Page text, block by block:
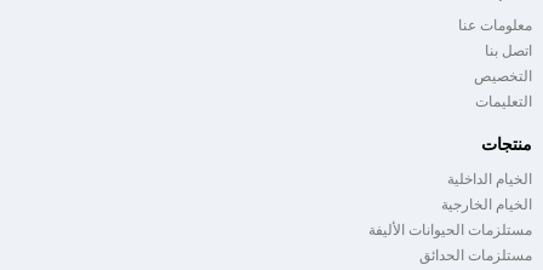
معلومات عنا
اتصل بنا
التخصيص
التعليمات
منتجات
الخيام الداخلية
الخيام الخارجية
مستلزمات الحيوانات الأليفة
مستلزمات الحدائق